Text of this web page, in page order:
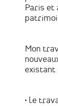
Paris et
Mon
existant
• le